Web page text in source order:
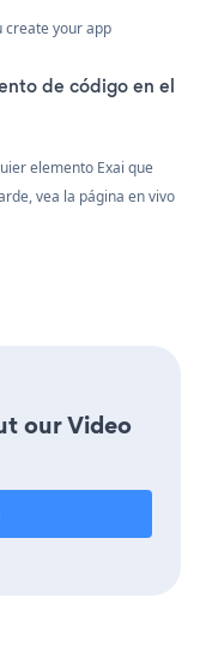
create your app
de código en el
elemento Exai que
vea la página en vivo
our Video